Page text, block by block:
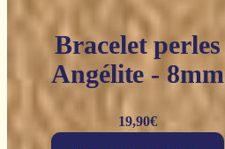
Bracelet perles
Angélite - 8mm
19,90€